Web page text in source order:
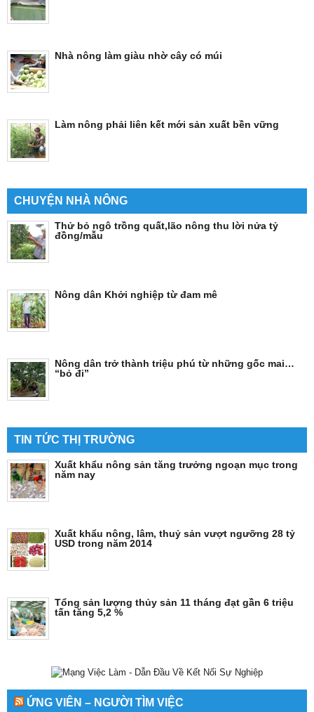
Nhà nông làm giàu nhờ cây có múi
Làm nông phải liên kết mới sản xuất bền vững
CHUYỆN NHÀ NÔNG
Thử bỏ ngô trồng quất,lão nông thu lời nửa tỷ
đồng/mẫu
Nông dân Khởi nghiệp từ đam mê
Nông dân trở thành triệu phú từ những gốc mai…
“bỏ đi”
TIN TỨC THỊ TRƯỜNG
Xuất khẩu nông sản tăng trưởng ngoạn mục trong
năm nay
Xuất khẩu nông, lâm, thuỷ sản vượt ngưỡng 28 tỷ
USD trong năm 2014
Tổng sản lượng thủy sản 11 tháng đạt gần 6 triệu
tấn tăng 5,2 %
ỨNG VIÊN – NGƯỜI TÌM VIỆC